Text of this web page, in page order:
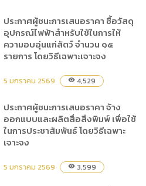
ประกาศผู้ชนะการเสนอราคา ซื้อวัสดุ
อุปกรณ์ไฟฟ้าสำหรับใช้ในการให้
ความอบอุ่นแก่สัตว์ จำนวน ๑๕
รายการ โดยวิธีเฉพาะเจาะจง
5 มกราคม 2569 visibility 4,529
ประกาศผู้ชนะการเสนอราคา จ้าง
ออกแบบและผลิตสื่อสิ่งพิมพ์ เพื่อใช้
ในการประชาสัมพันธ์ โดยวิธีเฉพาะ
เจาะจง
5 มกราคม 2569 visibility 3,599